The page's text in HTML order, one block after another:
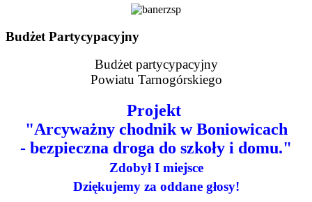
Budżet Partycypacyjny
Budżet partycypacyjny
Powiatu Tarnogórskiego
Projekt
"Arcyważny chodnik w Boniowicach
- bezpieczna droga do szkoły i domu."
Zdobył I miejsce
Dziękujemy za oddane głosy!